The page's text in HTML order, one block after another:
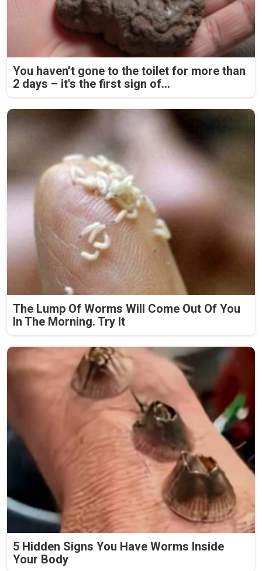
You haven’t gone to the toilet for more than
2 days – it's the first sign of...
The Lump Of Worms Will Come Out Of You
In The Morning. Try It
5 Hidden Signs You Have Worms Inside
Your Body